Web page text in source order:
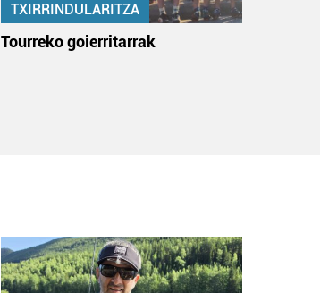
TXIRRINDULARITZA
Tourreko goierritarrak